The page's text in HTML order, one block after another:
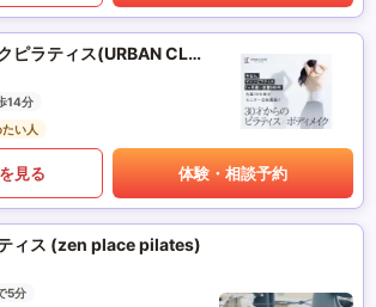
アーバンクラシックピラティス(URBAN CLASSIC PILATES)
14分
い人
見る 体験・相談予約
ィス (zen place pilates)
5分